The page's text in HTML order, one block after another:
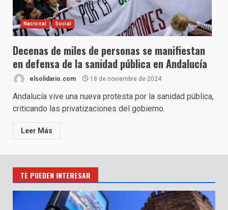
Nacional Social
Decenas de miles de personas se manifiestan
en defensa de la sanidad pública en Andalucía
elsolidario.com 18 de noviembre de 2024
Andalucía vive una nueva protesta por la sanidad pública,
criticando las privatizaciones del gobierno.
Leer Más
TE PUEDEN INTERESAR